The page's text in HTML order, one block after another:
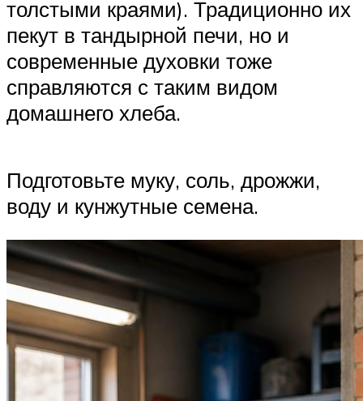
толстыми краями). Традиционно их
пекут в тандырной печи, но и
современные духовки тоже
справляются с таким видом
домашнего хлеба.
Подготовьте муку, соль, дрожжи,
воду и кунжутные семена.